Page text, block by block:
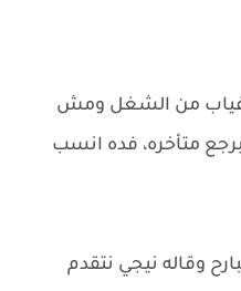
من الشغل ومش
متأخره، فده انسب
وقاله نيجي نتقدم